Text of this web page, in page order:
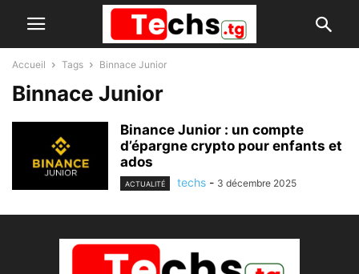
Accueil Tags Binnace Junior
Binnace Junior
Binance Junior : un compte
d’épargne crypto pour enfants et
ados
ACTUALITÉ techs - 3 décembre 2025